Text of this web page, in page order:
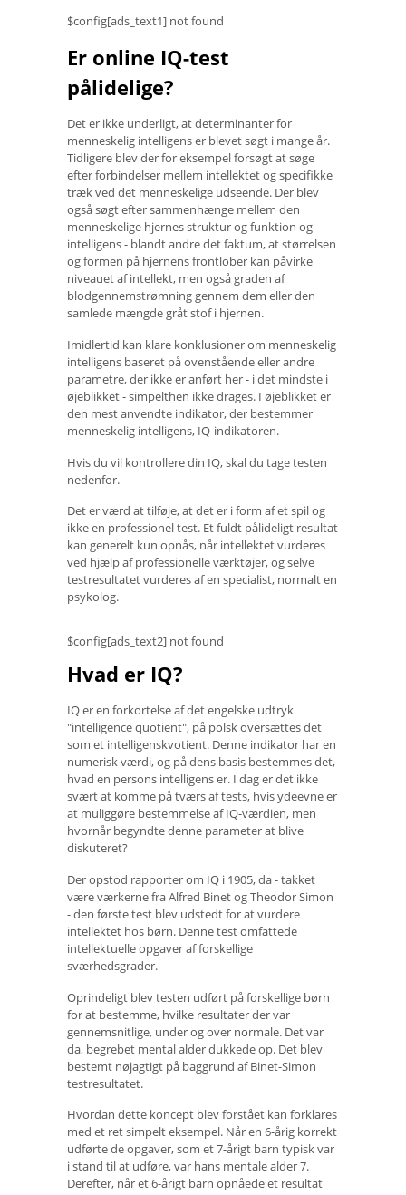
$config[ads_text1] not found
Er online IQ-test
pålidelige?
Det er ikke underligt, at determinanter for
menneskelig intelligens er blevet søgt i mange år.
Tidligere blev der for eksempel forsøgt at søge
efter forbindelser mellem intellektet og specifikke
træk ved det menneskelige udseende. Der blev
også søgt efter sammenhænge mellem den
menneskelige hjernes struktur og funktion og
intelligens - blandt andre det faktum, at størrelsen
og formen på hjernens frontlober kan påvirke
niveauet af intellekt, men også graden af ​​
blodgennemstrømning gennem dem eller den
samlede mængde gråt stof i hjernen.
Imidlertid kan klare konklusioner om menneskelig
intelligens baseret på ovenstående eller andre
parametre, der ikke er anført her - i det mindste i
øjeblikket - simpelthen ikke drages. I øjeblikket er
den mest anvendte indikator, der bestemmer
menneskelig intelligens, IQ-indikatoren.
Hvis du vil kontrollere din IQ, skal du tage testen
nedenfor.
Det er værd at tilføje, at det er i form af et spil og
ikke en professionel test. Et fuldt pålideligt resultat
kan generelt kun opnås, når intellektet vurderes
ved hjælp af professionelle værktøjer, og selve
testresultatet vurderes af en specialist, normalt en
psykolog.
$config[ads_text2] not found
Hvad er IQ?
IQ er en forkortelse af det engelske udtryk
"intelligence quotient", på polsk oversættes det
som et intelligenskvotient. Denne indikator har en
numerisk værdi, og på dens basis bestemmes det,
hvad en persons intelligens er. I dag er det ikke
svært at komme på tværs af tests, hvis ydeevne er
at muliggøre bestemmelse af IQ-værdien, men
hvornår begyndte denne parameter at blive
diskuteret?
Der opstod rapporter om IQ i 1905, da - takket
være værkerne fra Alfred Binet og Theodor Simon
- den første test blev udstedt for at vurdere
intellektet hos børn. Denne test omfattede
intellektuelle opgaver af forskellige
sværhedsgrader.
Oprindeligt blev testen udført på forskellige børn
for at bestemme, hvilke resultater der var
gennemsnitlige, under og over normale. Det var
da, begrebet mental alder dukkede op. Det blev
bestemt nøjagtigt på baggrund af Binet-Simon
testresultatet.
Hvordan dette koncept blev forstået kan forklares
med et ret simpelt eksempel. Når en 6-årig korrekt
udførte de opgaver, som et 7-årigt barn typisk var
i stand til at udføre, var hans mentale alder 7.
Derefter, når et 6-årigt barn opnåede et resultat